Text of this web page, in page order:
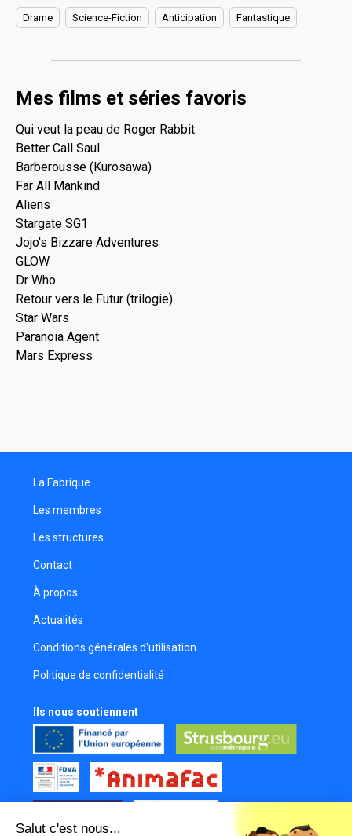
Drame Science-Fiction Anticipation Fantastique
Mes films et séries favoris
Qui veut la peau de Roger Rabbit
Better Call Saul
Barberousse (Kurosawa)
Far All Mankind
Aliens
Stargate SG1
Jojo's Bizzare Adventures
GLOW
Dr Who
Retour vers le Futur (trilogie)
Star Wars
Paranoia Agent
Mars Express
La Fabrique
Les membres
Les structures
Contact
À propos
Actualités
Conditions générales d'utilisation
Politique de confidentialité
Ils nous soutiennent
Salut c'est nous...